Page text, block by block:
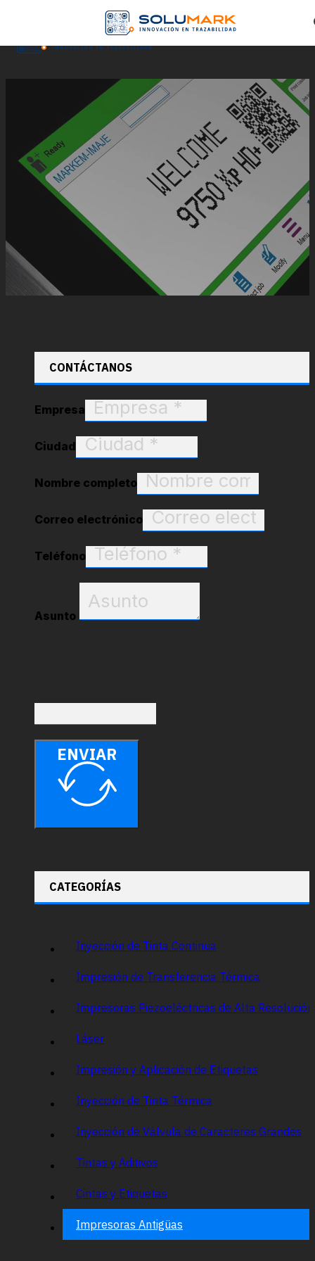
Skip to main content Skip to footer
CONTÁCTANOS
Empresa
Ciudad
Nombre completo
Correo electrónico
Teléfono
Asunto
ENVIAR
CATEGORÍAS
Inyección de Tinta Continua
Impresión de Transferencia Térmica
Impresoras Piezoeléctricas de Alta
Láser
Impresión y Aplicación de Etiquetas
Inyección de Tinta Térmica
Inyección de Válvula de Caracteres Grandes
Tintas y Aditivos
Cintas y Etiquetas
Impresoras Antigüas